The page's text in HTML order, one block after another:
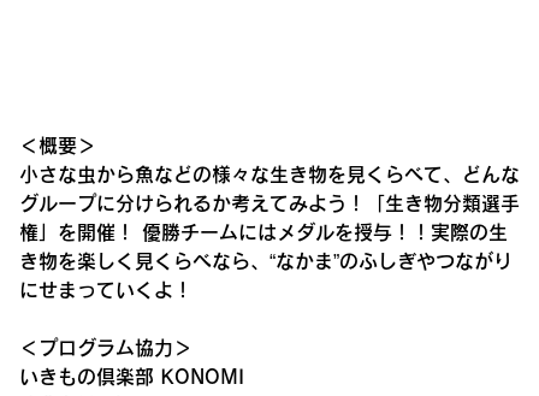
＜概要＞
小さな虫から魚などの様々な生き物を見くらべて、どんな
グループに分けられるか考えてみよう！「生き物分類選手
権」を開催！ 優勝チームにはメダルを授与！！実際の生
き物を楽しく見くらべなら、“なかま”のふしぎやつながり
にせまっていくよ！
＜プログラム協力＞
いきもの倶楽部 KONOMI